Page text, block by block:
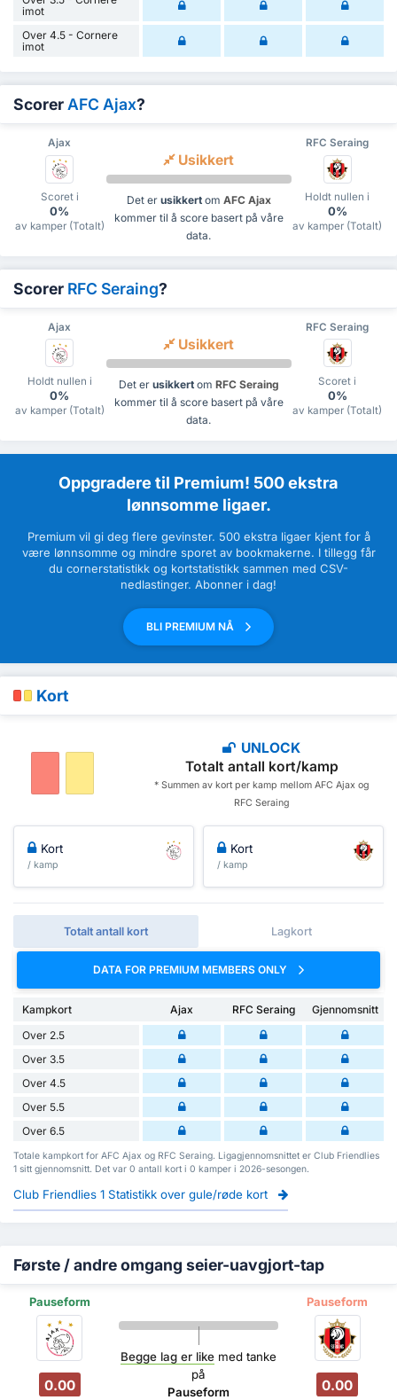
imot
Over 4.5 - Cornere
imot
Scorer AFC Ajax?
Ajax RFC Seraing
Scoret i
0%
av kamper (Totalt)
Usikkert
Det er usikkertom AFC Ajax
kommer til å score basert på våre
data.
Holdt nullen i
0%
av kamper (Totalt)
Scorer RFC Seraing?
Ajax RFC Seraing
Holdt nullen i
0%
av kamper (Totalt)
Usikkert
Det er usikkertom RFC Seraing
kommer til å score basert på våre
data.
Scoret i
0%
av kamper (Totalt)
Oppgradere til Premium! 500 ekstra
lønnsomme ligaer.
Premium vil gi deg flere gevinster. 500 ekstra ligaer kjent for å
være lønnsomme og mindre sporet av bookmakerne. I tillegg får
du cornerstatistikk og kortstatistikk sammen med CSV-
nedlastinger. Abonner i dag!
BLI PREMIUM NÅ
Kort
UNLOCK
Totalt antall kort/kamp
* Summen av kort per kamp mellom AFC Ajax og
RFC Seraing
Kort
/ kamp
Kort
/ kamp
Totalt antall kort Lagkort
DATA FOR PREMIUM MEMBERS ONLY
Kampkort Ajax RFC Seraing
Gjennomsnitt
Over 2.5
Over 3.5
Over 4.5
Over 5.5
Over 6.5
Totale kampkort for AFC Ajax og RFC Seraing. Ligagjennomsnittet er Club Friendlies
1 sitt gjennomsnitt. Det var 0 antall kort i 0 kamper i 2026-sesongen.
Club Friendlies 1 Statistikk over gule/røde kort
Første / andre omgang seier-uavgjort-tap
Pauseform Pauseform
0.00
Begge lag er likemed tanke
på
Pauseform
0.00